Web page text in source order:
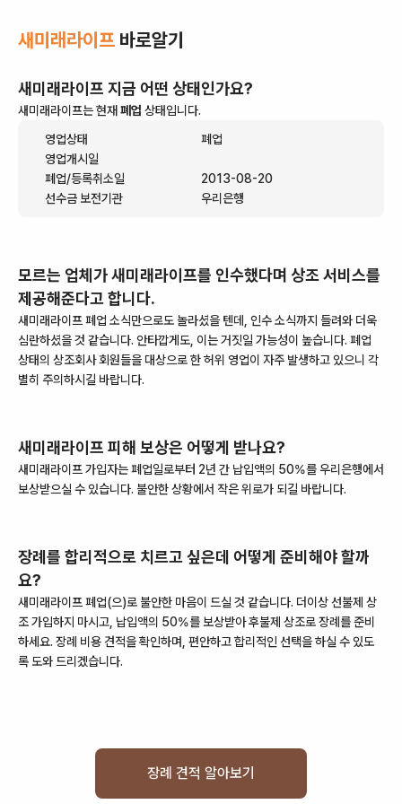
새미래라이프 바로알기
새미래라이프 지금 어떤 상태인가요?
새미래라이프는 현재 폐업 상태입니다.
영업상태
폐업
영업개시일
폐업/등록취소일
2013-08-20
선수금 보전기관
우리은행
모르는 업체가새미래라이프를 인수했다며 상조 서비스를
제공해준다고 합니다.
새미래라이프 폐업 소식만으로도 놀라셨을 텐데, 인수 소식까지 들려와 더욱
심란하셨을 것 같습니다. 안타깝게도, 이는 거짓일 가능성이 높습니다. 폐업
상태의 상조회사 회원들을 대상으로 한 허위 영업이 자주 발생하고 있으니 각
별히 주의하시길 바랍니다.
새미래라이프 피해 보상은 어떻게 받나요?
새미래라이프 가입자는폐업일로부터 2년 간 납입액의 50%를 우리은행에서
보상받으실 수 있습니다. 불안한 상황에서 작은 위로가 되길 바랍니다.
장례를 합리적으로 치르고 싶은데 어떻게 준비해야 할까
요?
새미래라이프 폐업(으)로 불안한 마음이 드실 것 같습니다. 더이상 선불제 상
조 가입하지 마시고, 납입액의 50%를 보상받아 후불제 상조로 장례를 준비
하세요. 장례 비용 견적을 확인하며, 편안하고 합리적인 선택을 하실 수 있도
록 도와 드리겠습니다.
장례 견적 알아보기